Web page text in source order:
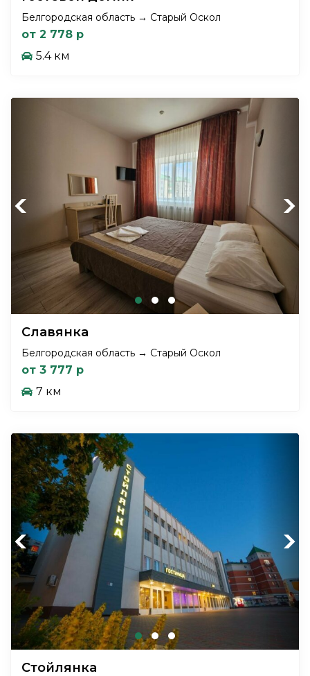
Белгородская область → Старый Оскол
от 2 778 р
5.4 км
Previous Next
Славянка
Белгородская область → Старый Оскол
от 3 777 р
7 км
Previous Next
Стойлянка